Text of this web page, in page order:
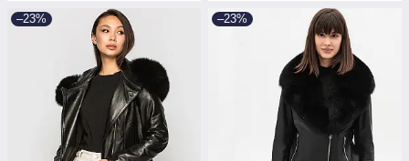
–23% –23%